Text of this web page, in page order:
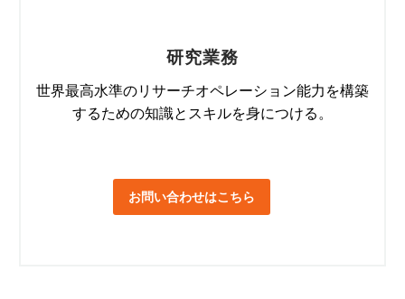
研究業務
世界最高水準のリサーチオペレーション能力を構築
するための知識とスキルを身につける。
お問い合わせはこちら